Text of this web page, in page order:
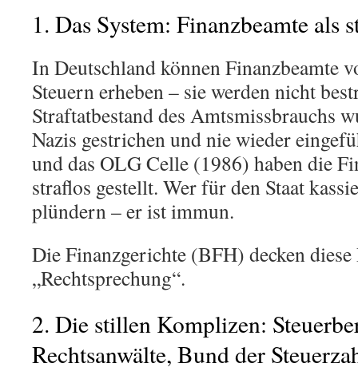
1. Das System: Finanzbeamte als
In Deutschland können Finanzbeamte
Steuern erheben – sie werden nicht
Straftatbestand des Amtsmissbrauchs
Nazis gestrichen und nie wieder
und das OLG Celle (1986) haben die
straflos gestellt. Wer für den Staat
plündern – er ist immun.
Die Finanzgerichte (BFH) decken diese
„Rechtsprechung“.
2. Die stillen Komplizen:
Rechtsanwälte, Bund der